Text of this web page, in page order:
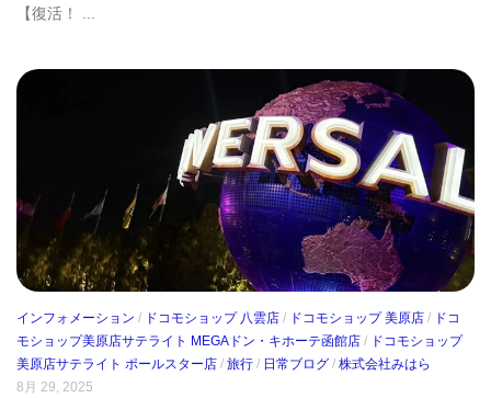
【復活！ ...
インフォメーション / ドコモショップ 八雲店 / ドコモショップ 美原店 / ドコ
モショップ美原店サテライト MEGAドン・キホーテ函館店 / ドコモショップ
美原店サテライト ポールスター店 / 旅行 / 日常ブログ / 株式会社みはら
8月 29, 2025